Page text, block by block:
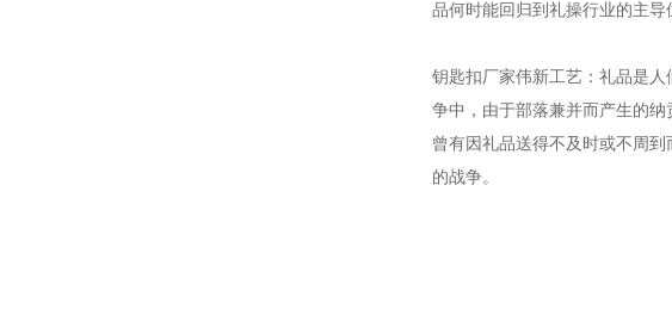
品何时能回归到礼操行业的主导
钥匙扣厂家伟新工艺：礼品是
争中，由于部落兼并而产生的
曾有因礼品送得不及时或不周
的战争。